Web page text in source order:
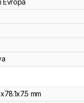
Evropa
x78.1x7.5 mm